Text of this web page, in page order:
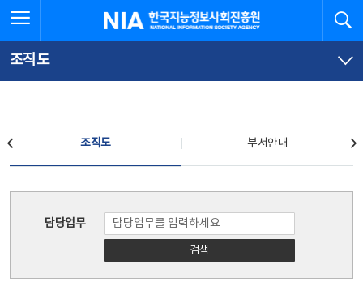
문
로
가
체
뉴
바
가
한국지능정보사회진흥원
조직도
조직도 부서안내
담당업무
검색